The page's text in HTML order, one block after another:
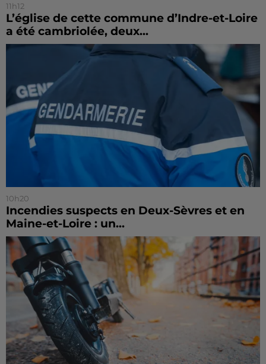
11h12
L’église de cette commune d’Indre-et-Loire
a été cambriolée, deux...
10h20
Incendies suspects en Deux-Sèvres et en
Maine-et-Loire : un...